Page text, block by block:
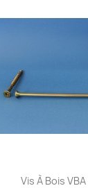

Vis À Bois